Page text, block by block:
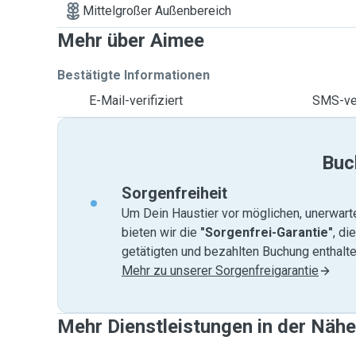
Mittelgroßer Außenbereich
Mehr über Aimee
Bestätigte Informationen
E-Mail-verifiziert
SMS-
Sorgenfreiheit
Um Dein Haustier vor möglichen,
bieten wir die "Sorgenfrei-Garantie",
getätigten und bezahlten Buchung
Mehr zu unserer Sorgenfreigarantie
Mehr Dienstleistungen in der